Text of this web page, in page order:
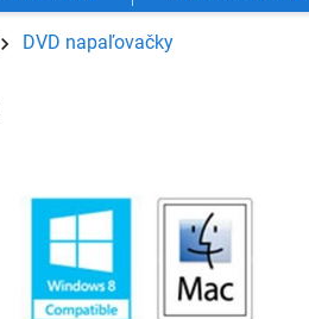
DVD napaľovačky